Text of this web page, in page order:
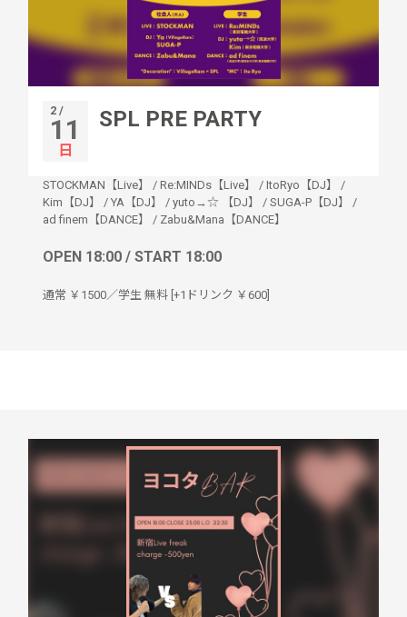
2 /
11
日
SPL PRE PARTY
STOCKMAN【Live】 / Re:MINDs【Live】 / ItoRyo【DJ】
/
Kim【DJ】
/ YA【DJ】 / yuto→☆ 【DJ】 / SUGA-P【DJ】
/
ad finem【DANCE】
/ Zabu&Mana【DANCE】
OPEN 18:00 / START 18:00
通常 ￥1500／学生 無料 [+1ドリンク ￥600]